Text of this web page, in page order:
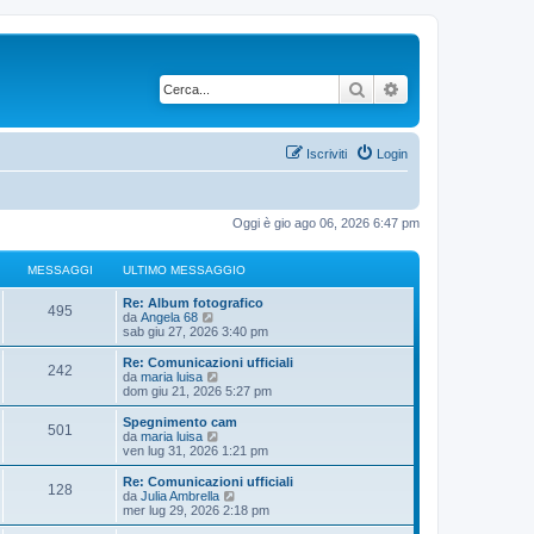
Cerca
Login
Iscriviti
Oggi è gio ago 06, 2026 6:47 pm
MESSAGGI ULTIMO MESSAGGIO
495M
s
s
a
g
g
i
U
l
t
i
m
o
m
s
s
a
g
i
o
Re: Album fotografico
da Angela 68
e
d
i
u
l
m
o
m
s
s
a
g
sab giu 27, 2026 3:40 pm
242M
s
s
a
g
U
l
t
i
m
o
m
s
s
a
g
Re: Comunicazioni ufficiali
da maria luisa
e
d
i
i
m
o
m
dom giu 21, 2026 5:27 pm
501
s
s
U
l
t
i
m
o
m
Spegnimento cam
da maria luisa
e
d
i
u
ven lug 31, 2026 1:21 pm
128M
U
l
t
i
Re: Comunicazioni ufficiali
da Julia Ambrella
e
d
mer lug 29, 2026 2:18 pm